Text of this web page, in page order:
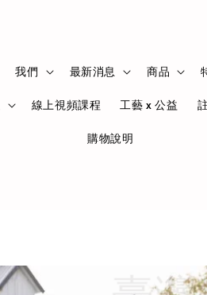
我們 最新消息 商品
線上視頻課程 工藝 x 公益
購物說明